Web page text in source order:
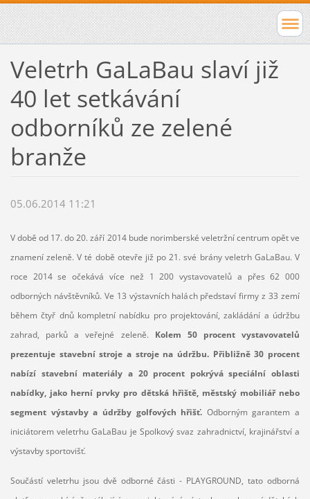
Veletrh GaLaBau slaví již
40 let setkávání
odborníků ze zelené
branže
05.06.2014 11:21
V době od 17. do 20. září 2014 bude norimberské veletržní centrum opět ve
znamení zeleně. V té době otevře již po 21. své brány veletrh GaLaBau. V
roce 2014 se očekává více než 1 200 vystavovatelů a přes 62 000
odborných návštěvníků. Ve 13 výstavních halách představí firmy z 33 zemí
během čtyř dnů kompletní nabídku pro projektování, zakládání a údržbu
zahrad, parků a veřejné zeleně. Kolem 50 procent vystavovatelů
prezentuje stavební stroje a stroje na údržbu. Přibližně 30 procent
nabízí stavební materiály a 20 procent pokrývá speciální oblasti
nabídky, jako herní prvky pro dětská hřiště, městský mobiliář nebo
segment výstavby a údržby golfových hřišť. Odborným garantem a
iniciátorem veletrhu GaLaBau je Spolkový svaz zahradnictví, krajinářství a
výstavby sportovišť.
Součástí veletrhu jsou dvě odborné části - PLAYGROUND, tato odborná